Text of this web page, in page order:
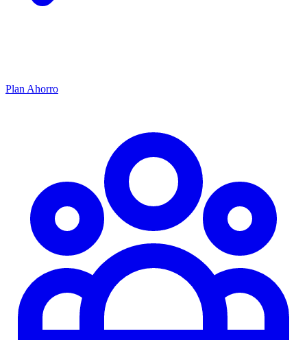
Plan Ahorro